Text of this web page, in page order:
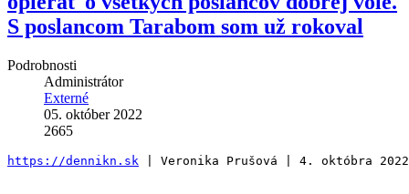
S poslancom Tarabom som už rokoval
Podrobnosti
Administrátor
Externé
05. október 2022
2665
https://dennikn.sk | Veronika Prušová | 4. októbra